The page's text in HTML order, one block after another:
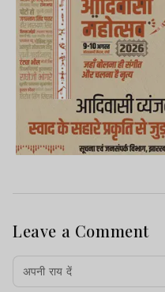
Leave a Comment